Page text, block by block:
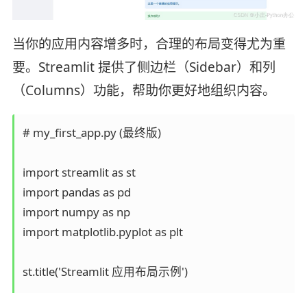
当你的应用内容增多时，合理的布局变得尤为重
要。Streamlit 提供了侧边栏（Sidebar）和列
（Columns）功能，帮助你更好地组织内容。
# my_first_app.py (最终版)
import streamlit as st
import pandas as pd
import numpy as np
import matplotlib.pyplot as plt
st.title('Streamlit 应用布局示例')